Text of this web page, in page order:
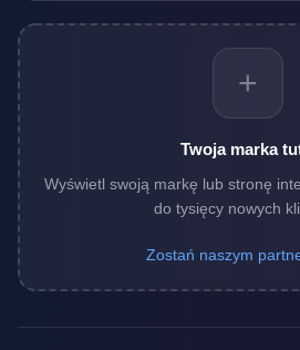
+
Twoja marka
Wyświetl swoją markę lub stronę
do tysięcy nowych
Zostań naszym